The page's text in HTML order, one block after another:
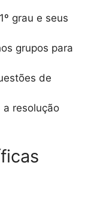
grau e seus
grupos para
de
a resolução